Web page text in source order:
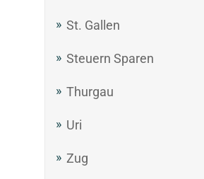
St. Gallen
Steuern Sparen
Thurgau
Uri
Zug